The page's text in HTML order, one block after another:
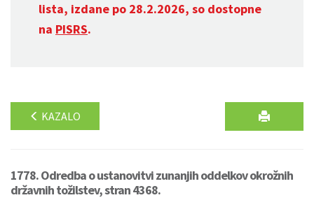
lista, izdane po 28.2.2026, so dostopne
na PISRS.
KAZALO
1778. Odredba o ustanovitvi zunanjih oddelkov okrožnih
državnih tožilstev, stran 4368.